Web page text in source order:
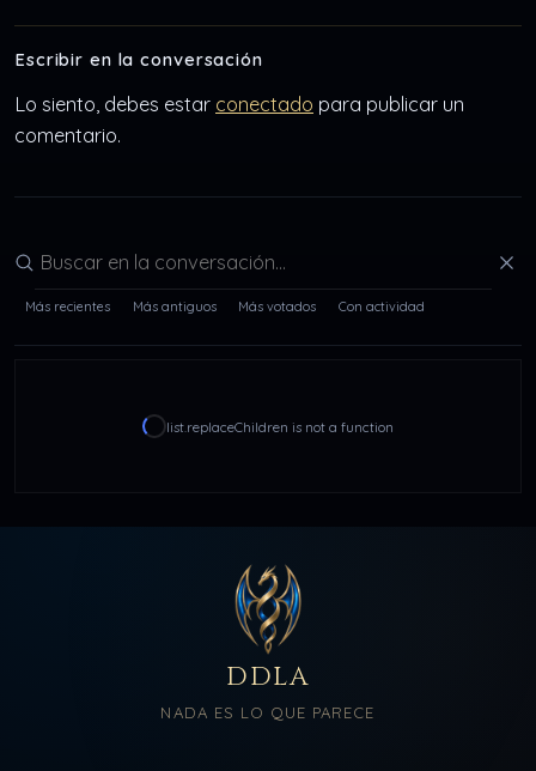
Escribir en la conversación
Lo siento, debes estar conectado para publicar un
comentario.
Buscar en la conversación
Más recientes Más antiguos Más votados Con actividad
list.replaceChildren is not a function
DDLA
NADA ES LO QUE PARECE